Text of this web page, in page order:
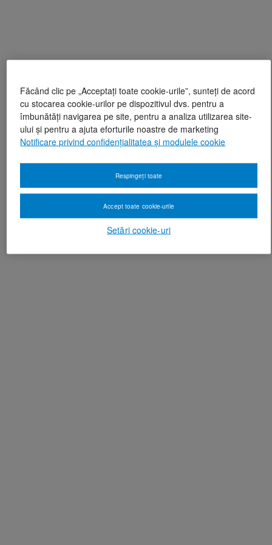
Făcând clic pe „Acceptați toate cookie-urile”, sunteți de acord
cu stocarea cookie-urilor pe dispozitivul dvs. pentru a
îmbunătăți navigarea pe site, pentru a analiza utilizarea site-
ului și pentru a ajuta eforturile noastre de marketing
Notificare privind confidențialitatea și modulele cookie
Setări cookie-uri
Respingeți toate
Accept toate cookie-urile